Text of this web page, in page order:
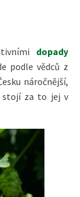
dopady
podle vědců z
náročnější,
stojí za to jej v